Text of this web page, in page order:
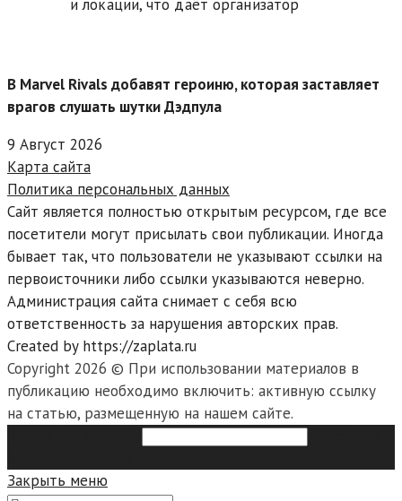
и локации, что даёт организатор
В Marvel Rivals добавят героиню, которая заставляет
врагов слушать шутки Дэдпула
9 Август 2026
Карта сайта
Политика персональных данных
Сайт является полностью открытым ресурсом, где все
посетители могут присылать свои публикации. Иногда
бывает так, что пользователи не указывают ссылки на
первоисточники либо ссылки указываются неверно.
Администрация сайта снимает с себя всю
ответственность за нарушения авторских прав.
Created by https://zaplata.ru
Copyright 2026 © При использовании материалов в
публикацию необходимо включить: активную ссылку
на статью, размещенную на нашем сайте.
Закрыть меню